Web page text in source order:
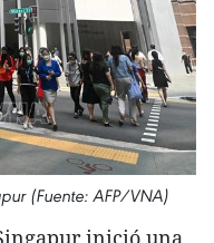
(Fuente: AFP/VNA)
inició una